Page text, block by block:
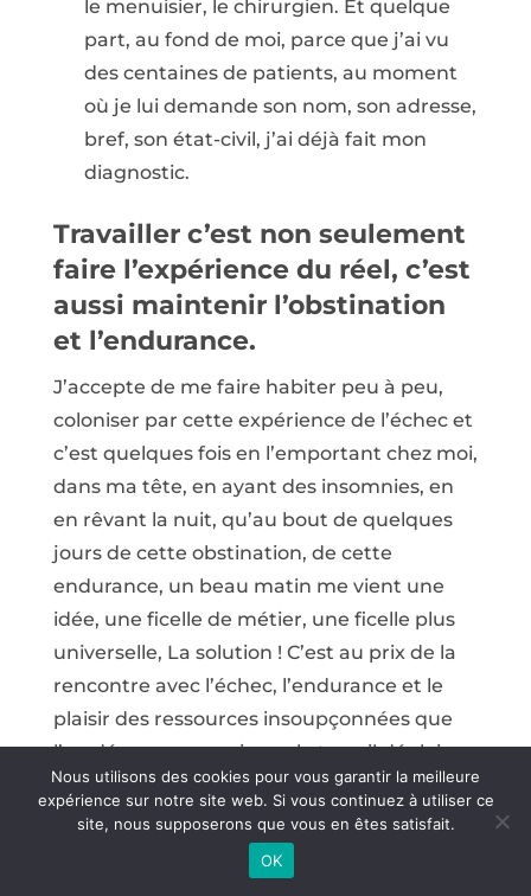
le menuisier, le chirurgien. Et quelque
part, au fond de moi, parce que j’ai vu
des centaines de patients, au moment
où je lui demande son nom, son adresse,
bref, son état-civil, j’ai déjà fait mon
diagnostic.
Travailler c’est non seulement
faire l’expérience du réel, c’est
aussi maintenir l’obstination
et l’endurance.
J’accepte de me faire habiter peu à peu,
coloniser par cette expérience de l’échec et
c’est quelques fois en l’emportant chez moi,
dans ma tête, en ayant des insomnies, en
en rêvant la nuit, qu’au bout de quelques
jours de cette obstination, de cette
endurance, un beau matin me vient une
idée, une ficelle de métier, une ficelle plus
universelle, La solution ! C’est au prix de la
rencontre avec l’échec, l’endurance et le
plaisir des ressources insoupçonnées que
l’on découvre en soi, que le travail déploie
sa puissance mutative :
Promesse d’émancipation sociale par
l’autonomie financière, d’accès à la
Nous utilisons des cookies pour vous garantir la meilleure
expérience sur notre site web. Si vous continuez à utiliser ce
site, nous supposerons que vous en êtes satisfait.
OK